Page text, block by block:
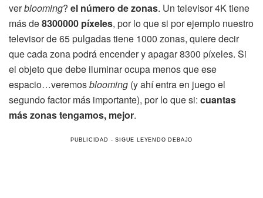
verblooming? el número de zonas. Un televisor 4K tiene
más de8300000 píxeles, por lo que si por ejemplo nuestro
televisor de 65 pulgadas tiene 1000 zonas, quiere decir
que cada zona podrá encender y apagar 8300 píxeles. Si
el objeto que debe iluminar ocupa menos que ese
espacio…veremosblooming (y ahí entra en juego el
segundo factor más importante), por lo que si: cuantas
más zonas tengamos, mejor.